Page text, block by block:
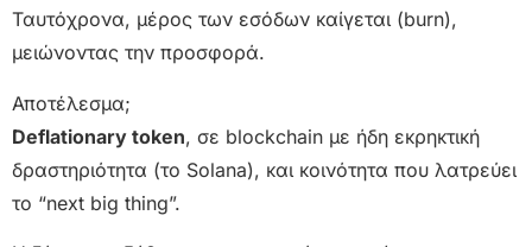
Ταυτόχρονα, μέρος των εσόδων καίγεται (burn),
μειώνοντας την προσφορά.
Αποτέλεσμα;
Deflationary token, σε blockchain με ήδη εκρηκτική
δραστηριότητα (το Solana), και κοινότητα που λατρεύει
το “next big thing”.